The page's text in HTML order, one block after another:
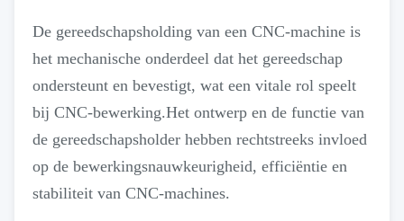
De gereedschapsholding van een CNC-machine is
het mechanische onderdeel dat het gereedschap
ondersteunt en bevestigt, wat een vitale rol speelt
bij CNC-bewerking.Het ontwerp en de functie van
de gereedschapsholder hebben rechtstreeks invloed
op de bewerkingsnauwkeurigheid, efficiëntie en
stabiliteit van CNC-machines.